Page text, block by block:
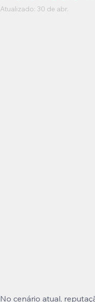
Atualizado: 30 de abr.
No cenário atual,